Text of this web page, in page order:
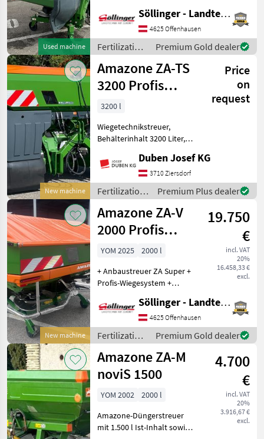
Used machine
- Abdeckplane - Hydro
Antrieb - Streuscheiben 18 -
24 Meter -
Grenzstreueinrichtung H
Söllinger - Landtechnik GmbH
4625 Offenhausen
Fertilization
and
irrigation
equipment /
Amazone
Premium Gold dealer
New machine
Amazone ZA-TS
3200 Profis
Tronic Hydro
Price
on
request
3200 l
Wiegetechnikstreuer,
Behälterinhalt 3200 Liter,
hydraulisch, Isobus-
Maschine ohne Terminal
(oder Isobus-Terminal
Amatron 4 optional),
Grenzstreueinri
Duben Josef KG
3710 Ziersdorf
Fertilization
and
irrigation
equipment /
Amazone
Premium Plus dealer
New machine
Amazone ZA-V
2000 Profis
Tronic - mit
Amatron 4!
19.750
€
incl. VAT
20%
16.458,33 €
excl.
YOM 2025
2000 l
+ Anbaustreuer ZA Super +
Profis-Wiegesystem +
Gelenkwelle B&P mit
Reibkupplung +
Behälteraufsatz S2000 +
Schmutzfänger S + LED-
Heckbe
Söllinger - Landtechnik GmbH
4625 Offenhausen
Fertilization
and
irrigation
equipment /
Amazone
Premium Gold dealer
Amazone ZA-M
noviS 1500
4.700
€
incl. VAT
20%
3.916,67 €
excl.
YOM 2002
2000 l
Amazone-Düngerstreuer
mit 1.500 l Ist-Inhalt sowie